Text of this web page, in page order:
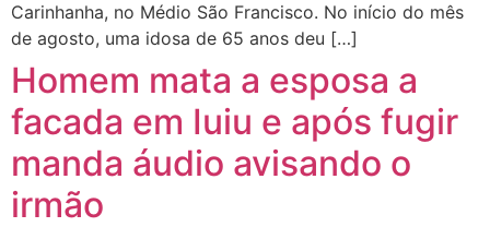
Carinhanha, no Médio São Francisco. No início do mês
de agosto, uma idosa de 65 anos deu […]
Homem mata a esposa a
facada em Iuiu e após fugir
manda áudio avisando o
irmão